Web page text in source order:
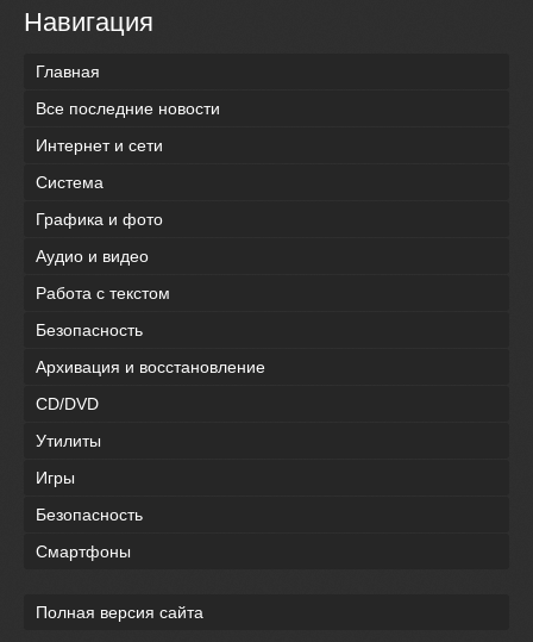
Навигация
Главная
Все последние новости
Интернет и сети
Система
Графика и фото
Аудио и видео
Работа с текстом
Безопасность
Архивация и восстановление
CD/DVD
Утилиты
Игры
Безопасность
Смартфоны
Полная версия сайта